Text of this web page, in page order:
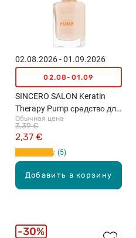
Добавить в корзину
02.08.2026 - 01.09.2026
02.08-01.09
SINCERO SALON Keratin
Therapy Pump средство для
укрепления ногтей, 11мл
Обычная цена
2,37 €
3,39 €
5
30%